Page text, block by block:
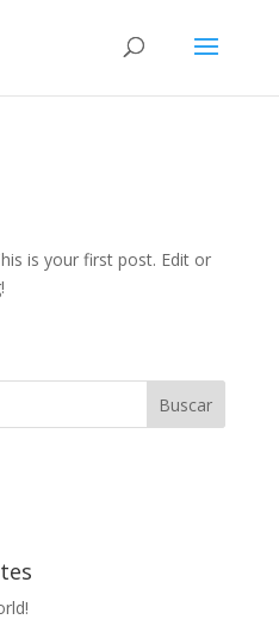
is your first post. Edit or